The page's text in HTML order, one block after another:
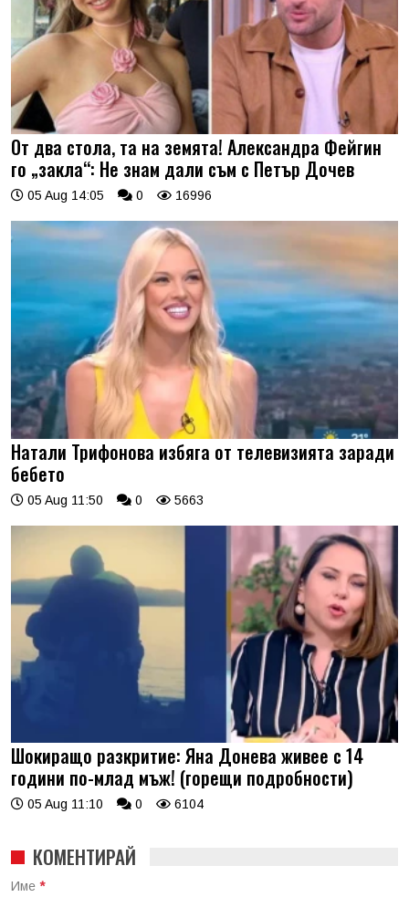
От два стола, та на земята! Александра Фейгин
го „закла“: Не знам дали съм с Петър Дочев
05 Aug 14:05 0 16996
Натали Трифонова избяга от телевизията заради
бебето
05 Aug 11:50 0 5663
Шокиращо разкритие: Яна Донева живее с 14
години по-млад мъж! (горещи подробности)
05 Aug 11:10 0 6104
КОМЕНТИРАЙ
Име *